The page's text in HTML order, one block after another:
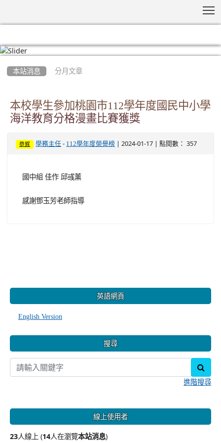
本站消息 分月文章
本校學生參加桃園市112學年度國民中小學
海洋教育分格漫畫比賽獲獎
恭賀 學務主任 - 112學年度榮譽榜 | 2024-01-17 | 點閱數： 357
國中組 佳作 邱彧薰
感謝鄧玉芳老師指導
英語網頁
English Version
搜尋
進階搜尋
線上使用者
23人線上 (14人在瀏覽本站消息)